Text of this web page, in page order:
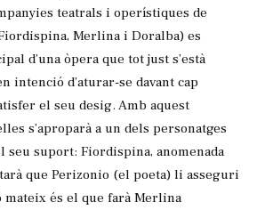
teatrals i operístiques de
Merlina i Doralba) es
d’una òpera que tot just s’està
intenció d’aturar-se davant cap
el seu desig. Amb aquest
s’aproparà a un dels personatges
seu suport: Fiordispina, anomenada
que Perizonio (el poeta) li asseguri
és el que farà Merlina